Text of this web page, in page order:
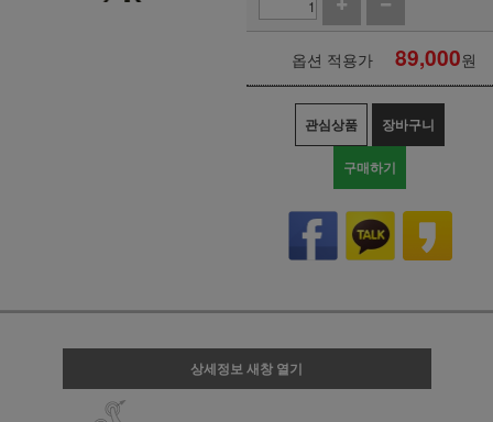
옵션 적용가 89,000원
관심상품 장바구니
구매하기
상세정보 새창 열기